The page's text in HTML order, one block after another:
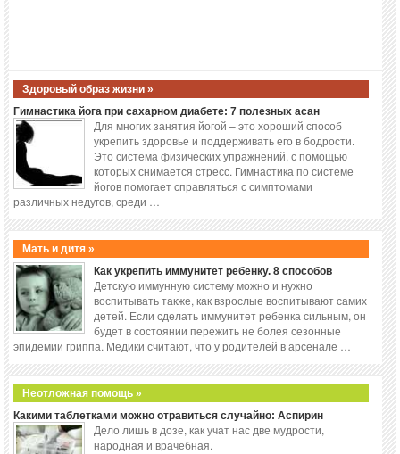
Здоровый образ жизни »
Гимнастика йога при сахарном диабете: 7 полезных асан
Для многих занятия йогой – это хороший способ
укрепить здоровье и поддерживать его в бодрости.
Это система физических упражнений, с помощью
которых снимается стресс. Гимнастика по системе
йогов помогает справляться с симптомами
различных недугов, среди …
Мать и дитя »
Как укрепить иммунитет ребенку. 8 способов
Детскую иммунную систему можно и нужно
воспитывать также, как взрослые воспитывают самих
детей. Если сделать иммунитет ребенка сильным, он
будет в состоянии пережить не болея сезонные
эпидемии гриппа. Медики считают, что у родителей в арсенале …
Неотложная помощь »
Какими таблетками можно отравиться случайно: Аспирин
Дело лишь в дозе, как учат нас две мудрости,
народная и врачебная.